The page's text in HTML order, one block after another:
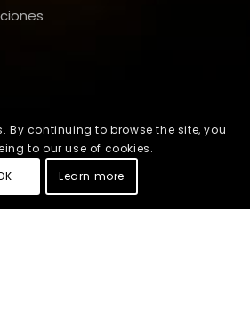
By continuing to browse the site, you
to our use of cookies.
Learn more